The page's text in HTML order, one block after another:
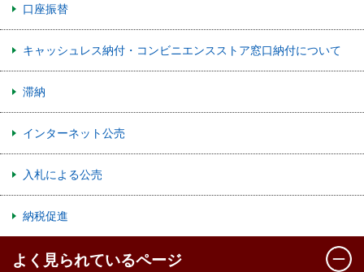
口座振替
キャッシュレス納付・コンビニエンスストア窓口納付について
滞納
インターネット公売
入札による公売
納税促進
よく見られているページ